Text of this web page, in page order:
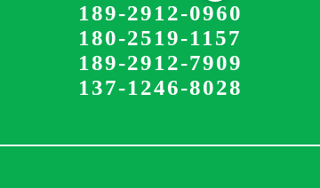
189-2912-0960
180-2519-1157
189-2912-7909
137-1246-8028